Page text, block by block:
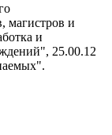
магистров и
и
25.00.12